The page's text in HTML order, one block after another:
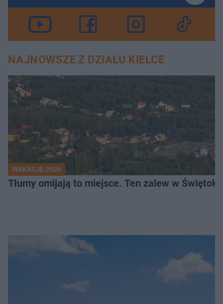
NAJNOWSZE Z DZIAŁU KIELCE
WAKACJE 2026
Tłumy omijają to miejsce. Ten zalew w